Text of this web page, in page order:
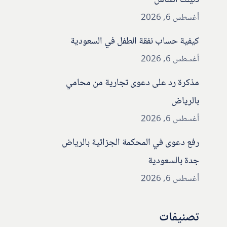
أغسطس 6, 2026
كيفية حساب نفقة الطفل في السعودية
أغسطس 6, 2026
مذكرة رد على دعوى تجارية من محامي
بالرياض
أغسطس 6, 2026
رفع دعوى في المحكمة الجزائية بالرياض
جدة بالسعودية
أغسطس 6, 2026
تصنيفات